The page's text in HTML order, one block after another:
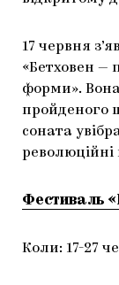
17 червня
«Бетховен —
форми».
пройденого
соната
революційні
Фестиваль
Коли: 17-27